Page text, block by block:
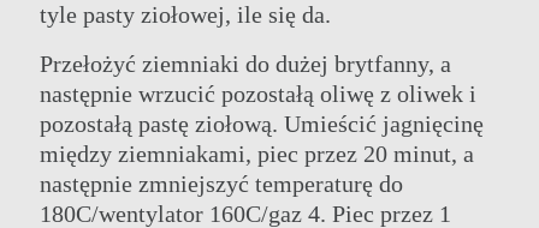
tyle pasty ziołowej, ile się da.
Przełożyć ziemniaki do dużej brytfanny, a
następnie wrzucić pozostałą oliwę z oliwek i
pozostałą pastę ziołową. Umieścić jagnięcinę
między ziemniakami, piec przez 20 minut, a
następnie zmniejszyć temperaturę do
180C/wentylator 160C/gaz 4. Piec przez 1